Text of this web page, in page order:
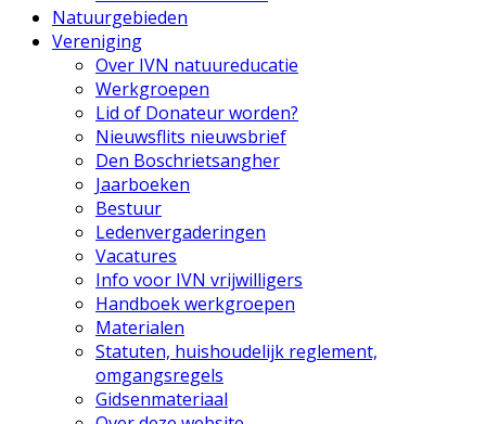
Natuurgebieden
Vereniging
Over IVN natuureducatie
Werkgroepen
Lid of Donateur worden?
Nieuwsflits nieuwsbrief
Den Boschrietsangher
Jaarboeken
Bestuur
Ledenvergaderingen
Vacatures
Info voor IVN vrijwilligers
Handboek werkgroepen
Materialen
Statuten, huishoudelijk reglement,
omgangsregels
Gidsenmateriaal